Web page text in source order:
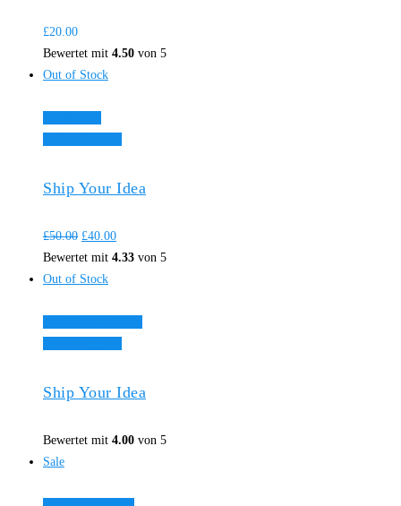
£20.00
Bewertet mit 4.50 von 5
Out of Stock
Ship Your Idea
£50.00 £40.00
Bewertet mit 4.33 von 5
Out of Stock
Ship Your Idea
Bewertet mit 4.00 von 5
Sale